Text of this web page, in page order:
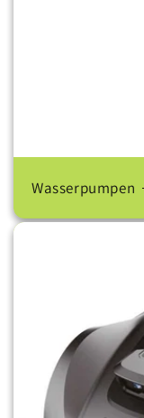
Wasserpumpen